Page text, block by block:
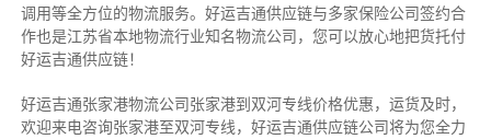
调用等全方位的物流服务。好运吉通供应链与多家保险公司签约合
作也是江苏省本地物流行业知名物流公司，您可以放心地把货托付
好运吉通供应链！
好运吉通张家港物流公司张家港到双河专线价格优惠，运货及时，
欢迎来电咨询张家港至双河专线，好运吉通供应链公司将为您全力